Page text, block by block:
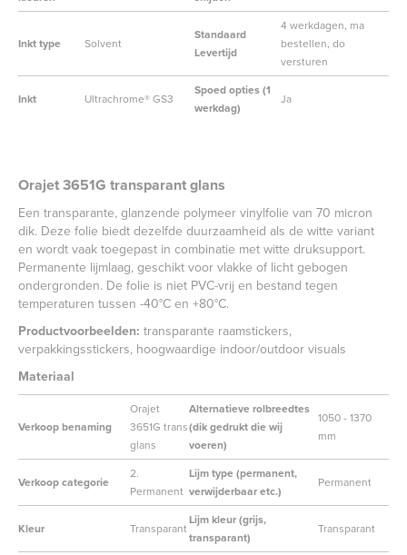
Inkt type Solvent
Standaard
Levertijd
4 werkdagen, ma
bestellen, do
versturen
Inkt Ultrachrome® GS3
Spoed opties (1
werkdag)
Ja
Orajet 3651G transparant glans
Een transparante, glanzende polymeer vinylfolie van 70 micron
dik. Deze folie biedt dezelfde duurzaamheid als de witte variant
en wordt vaak toegepast in combinatie met witte druksupport.
Permanente lijmlaag, geschikt voor vlakke of licht gebogen
ondergronden. De folie is niet PVC-vrij en bestand tegen
temperaturen tussen -40°C en +80°C.
Productvoorbeelden: transparante raamstickers,
verpakkingsstickers, hoogwaardige indoor/outdoor visuals
Materiaal
Verkoop benaming
Orajet
3651G trans
glans
Alternatieve rolbreedtes
(dik gedrukt die wij
voeren)
1050 - 1370
mm
Verkoop categorie
2.
Permanent
Lijm type (permanent,
verwijderbaar etc.)
Permanent
Kleur Transparant
Lijm kleur (grijs,
transparant)
Transparant